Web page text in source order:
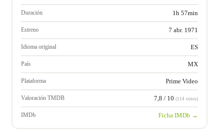
Duración 1h 57min
Estreno 7 abr. 1971
Idioma original ES
País MX
Plataforma Prime Video
Valoración TMDB 7,8 / 10 (114 votos)
IMDb Ficha IMDb →